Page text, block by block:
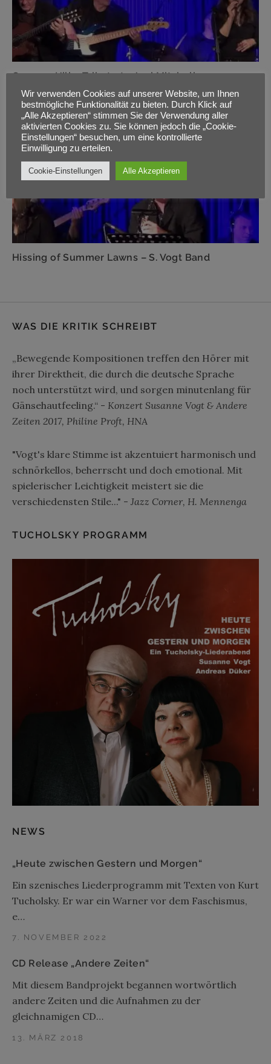
Car on a Hill – Tribute to Joni Mitchell
Hissing of Summer Lawns – S. Vogt Band
WAS DIE KRITIK SCHREIBT
„Bewegende Kompositionen treffen den Hörer mit
ihrer Direktheit, die durch die deutsche Sprache
noch unterstützt wird, und sorgen minutenlang für
Gänsehautfeeling.“ - Konzert Susanne Vogt & Andere
Zeiten 2017, Philine Proft, HNA
"Vogt's klare Stimme ist akzentuiert harmonisch und
schnörkellos, beherrscht und doch emotional. Mit
spielerischer Leichtigkeit meistert sie die
verschiedensten Stile..." - Jazz Corner, H. Mennenga
TUCHOLSKY PROGRAMM
NEWS
„Heute zwischen Gestern und Morgen“
7. NOVEMBER 2022
Ein szenisches Liederprogramm mit Texten von Kurt
Tucholsky. Er war ein Warner vor dem Faschismus,
e…
CD Release „Andere Zeiten“
13. MÄRZ 2018
Mit diesem Bandprojekt begannen wortwörtlich
andere Zeiten und die Aufnahmen zu der
gleichnamigen CD…
Wir verwenden Cookies auf unserer Website, um Ihnen
bestmögliche Funktionalität zu bieten. Durch Klick auf
„Alle Akzeptieren“ stimmen Sie der Verwendung aller
aktivierten Cookies zu. Sie können jedoch die „Cookie-
Einstellungen“ besuchen, um eine kontrollierte
Einwilligung zu erteilen.
Cookie-Einstellungen Alle Akzeptieren